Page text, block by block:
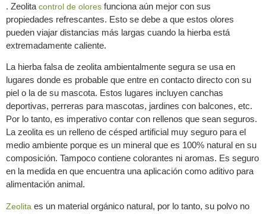
. Zeolita control de olores funciona aún mejor con sus
propiedades refrescantes. Esto se debe a que estos olores
pueden viajar distancias más largas cuando la hierba está
extremadamente caliente.
La hierba falsa de zeolita ambientalmente segura se usa en
lugares donde es probable que entre en contacto directo con su
piel o la de su mascota. Estos lugares incluyen canchas
deportivas, perreras para mascotas, jardines con balcones, etc.
Por lo tanto, es imperativo contar con rellenos que sean seguros.
La zeolita es un relleno de césped artificial muy seguro para el
medio ambiente porque es un mineral que es 100% natural en su
composición. Tampoco contiene colorantes ni aromas. Es seguro
en la medida en que encuentra una aplicación como aditivo para
alimentación animal.
Zeolita es un material orgánico natural, por lo tanto, su polvo no